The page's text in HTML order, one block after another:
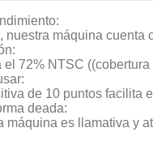
nuestra máquina
el 72% NTSC
de 10 puntos facilita
deada:
máquina es llamativa y